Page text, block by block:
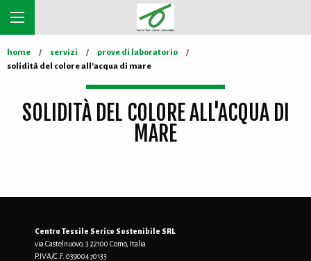
home servizi
prove di laboratorio
solidità del colore all'acqua di mare
SOLIDITÀ DEL COLORE ALL'ACQUA DI
MARE
Centro Tessile Serico Sostenibile SRL
via Castelnuovo, 3 22100 Como, Italia
P.IVA/C.F. 03900470133